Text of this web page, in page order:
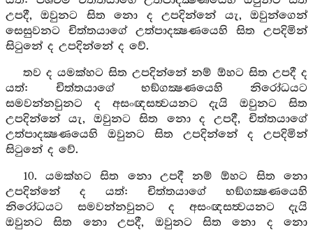
උපදී, ඔවුනට සිත නො ද උපදින්නේ යැ, ඔවුන්ගෙන්
සෙසුවනට චිත්තයාගේ උත්පාදක්‍ෂණයෙහි සිත උපදිමින්
සිටුනේ ද උපදින්නේ ද වේ.
තව ද යමක්හට සිත උපදින්නේ නම් ඕහට සිත උපදී ද
යත්: චිත්තයාගේ භඞ්ගක්‍ෂණයෙහි නිරෝධයට
සමවන්නවුනට ද අසංඥසත්‍වයනට දැයි ඔවුනට සිත
උපදින්නේ යැ, ඔවුනට සිත නො ද උපදී, චිත්තයාගේ
උත්පාදක්‍ෂණයෙහි ඔවුනට සිත උපදින්නේ ද උපදිමින්
සිටුනේ ද වේ.
10. යමක්හට සිත නො උපදී නම් ඕහට සිත නො
උපදින්නේ ද යත්: චිත්තයාගේ භඞ්ගක්‍ෂණයෙහි
නිරෝධයට සමවන්නවුනට ද අසංඥසත්‍වයනට දැයි
ඔවුනට සිත නො උපදී, ඔවුනට සිත නො ද නො